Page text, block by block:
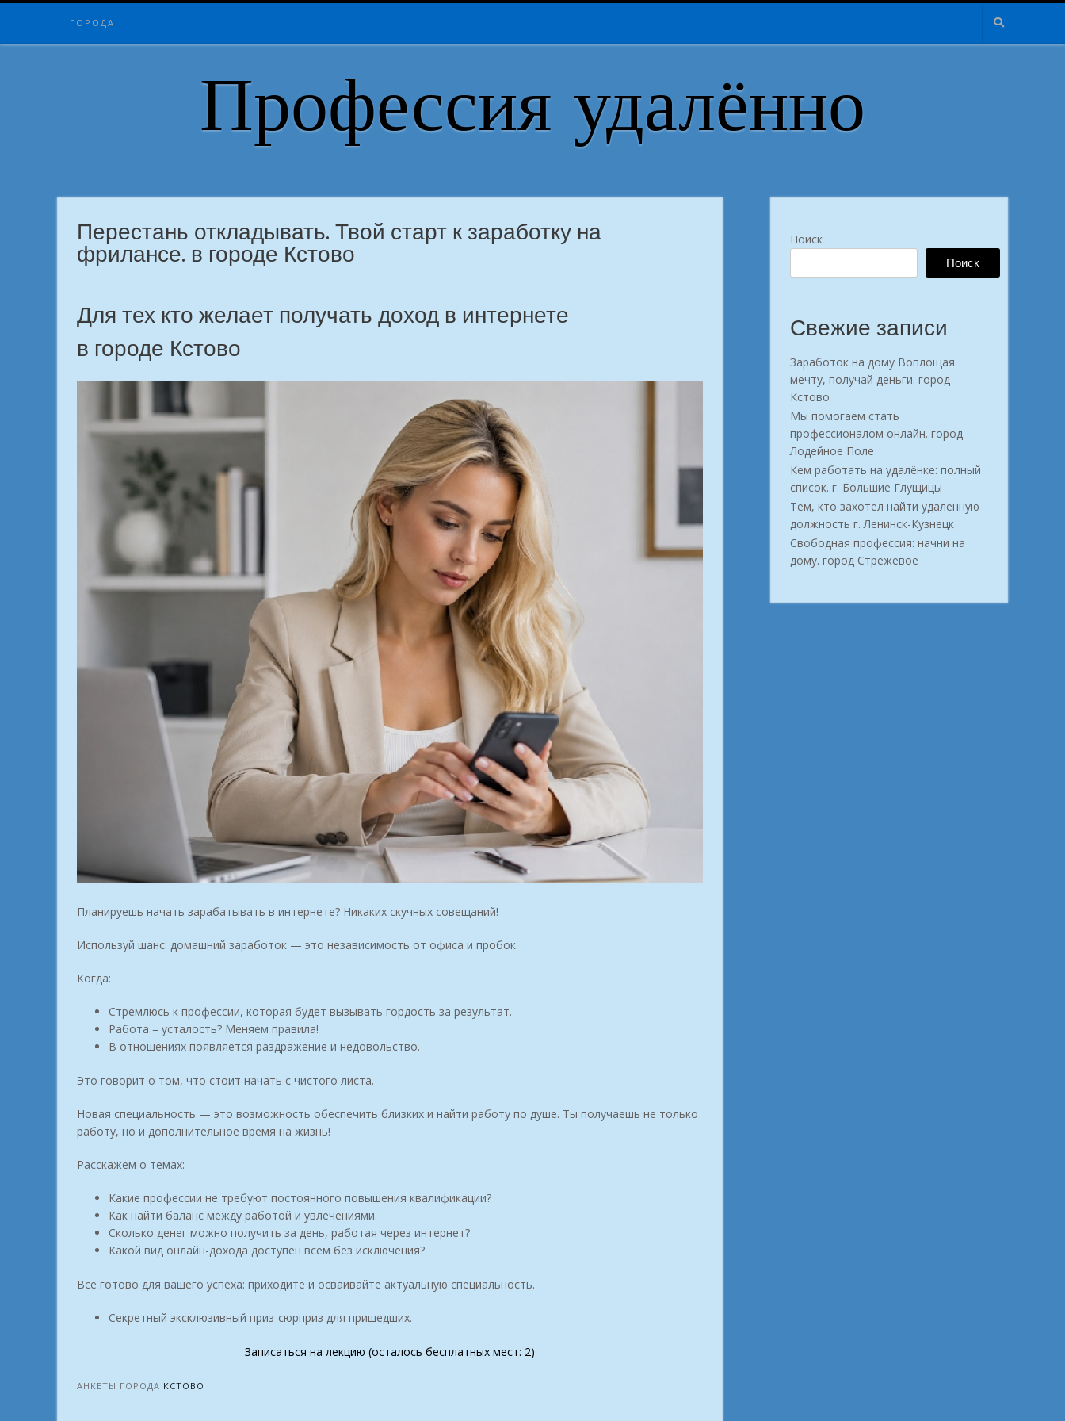
Skip
content
ГОРОДА:
Профессия удалённо
Перестань откладывать. Твой старт к заработку на
фрилансе. в городе Кстово
Для тех кто желает получать доход в интернете
в городе Кстово
Планируешь начать зарабатывать в интернете? Никаких скучных совещаний!
Используй шанс: домашний заработок — это независимость от офиса и пробок.
Когда:
Стремлюсь к профессии, которая будет вызывать гордость за результат.
Работа = усталость? Меняем правила!
В отношениях появляется раздражение и недовольство.
Это говорит о том, что стоит начать с чистого листа.
Новая специальность — это возможность обеспечить близких и найти работу по душе. Ты получаешь не только
работу, но и дополнительное время на жизнь!
Расскажем о темах:
Какие профессии не требуют постоянного повышения квалификации?
Как найти баланс между работой и увлечениями.
Сколько денег можно получить за день, работая через интернет?
Какой вид онлайн-дохода доступен всем без исключения?
Всё готово для вашего успеха: приходите и осваивайте актуальную специальность.
Секретный эксклюзивный приз-сюрприз для пришедших.
Записаться на лекцию (осталось бесплатных мест: 2)
АНКЕТЫ ГОРОДА КСТОВО
Поиск
Поиск
Свежие записи
Заработок на дому Воплощая
мечту, получай деньги. город
Кстово
Мы помогаем стать
профессионалом онлайн. город
Лодейное Поле
Кем работать на удалёнке: полный
список. г. Большие Глущицы
Тем, кто захотел найти удаленную
должность г. Ленинск-Кузнецк
Свободная профессия: начни на
дому. город Стрежевое